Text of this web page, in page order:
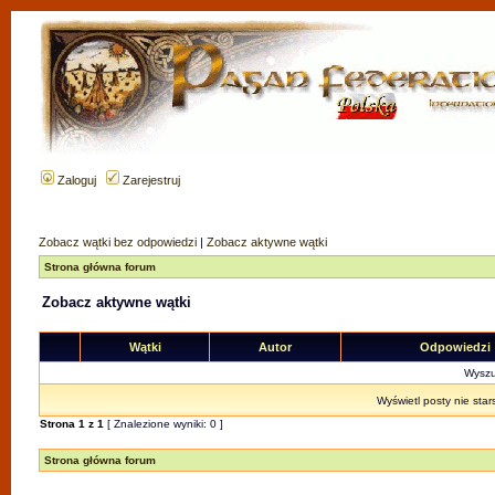
Zaloguj Zarejestruj
Zobacz wątki bez odpowiedzi | Zobacz aktywne wątki
Strona główna forum
Zobacz aktywne wątki
Wątki Autor Odpowiedzi
Wyświetl posty nie
Strona 1 z 1 [ Znalezione wyniki: 0 ]
Strona główna forum